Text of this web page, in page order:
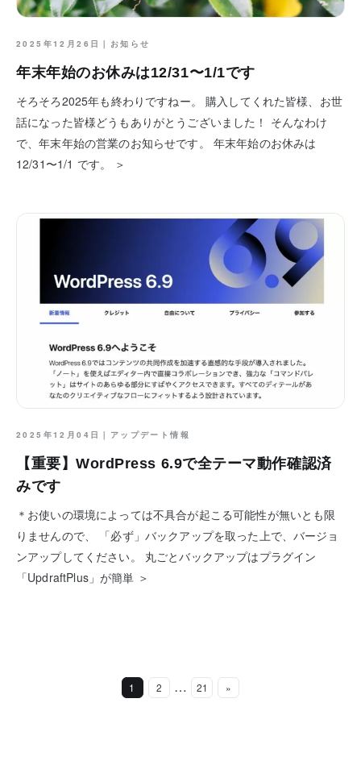
2025年12月26日｜ お知らせ
年末年始のお休みは12/31〜1/1です
そろそろ2025年も終わりですねー。 購入してくれた皆様、お世
話になった皆様どうもありがとうございました！ そんなわけ
で、年末年始の営業のお知らせです。 年末年始のお休みは
12/31〜1/1 です。 ＞
2025年12月04日｜ アップデート情報
【重要】WordPress 6.9で全テーマ動作確認済
みです
＊お使いの環境によっては不具合が起こる可能性が無いとも限
りませんので、 「必ず」バックアップを取った上で、バージョ
ンアップしてください。 丸ごとバックアップはプラグイン
「UpdraftPlus」が簡単 ＞
1 2 … 21 »